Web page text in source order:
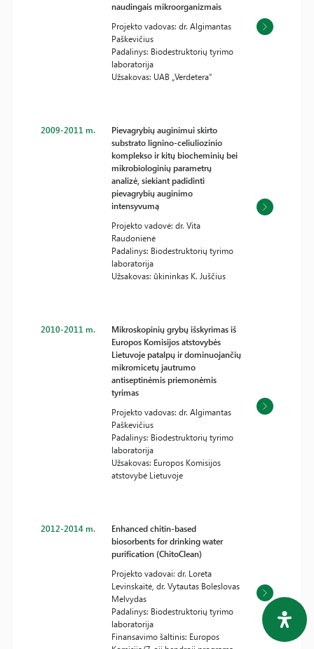
naudingais mikroorganizmais
Projekto vadovas: dr. Algimantas
Paškevičius
Padalinys: Biodestruktorių tyrimo
laboratorija
Užsakovas: UAB „Verdetera“
2009-2011 m.
Pievagrybių auginimui skirto
substrato lignino-celiuliozinio
komplekso ir kitų biocheminių bei
mikrobiologinių parametrų
analizė, siekiant padidinti
pievagrybių auginimo
intensyvumą
Projekto vadovė: dr. Vita
Raudonienė
Padalinys: Biodestruktorių tyrimo
laboratorija
Užsakovas: ūkininkas K. Juščius
2010-2011 m.
Mikroskopinių grybų išskyrimas iš
Europos Komisijos atstovybės
Lietuvoje patalpų ir dominuojančių
mikromicetų jautrumo
antiseptinėmis priemonėmis
tyrimas
Projekto vadovas: dr. Algimantas
Paškevičius
Padalinys: Biodestruktorių tyrimo
laboratorija
Užsakovas: Europos Komisijos
atstovybė Lietuvoje
2012-2014 m.
Enhanced chitin-based
biosorbents for drinking water
purification (ChitoClean)
Projekto vadovai: dr. Loreta
Levinskaitė, dr. Vytautas Boleslovas
Melvydas
Padalinys: Biodestruktorių tyrimo
laboratorija
Finansavimo šaltinis: Europos